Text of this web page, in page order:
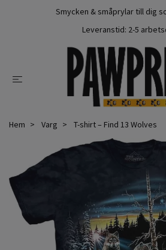
Smycken & småprylar till dig
Leveranstid: 2-5
Hem Varg T-shirt – Find 13 Wolves